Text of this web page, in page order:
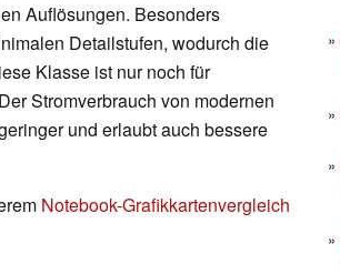
Auflösungen. Besonders
Detailstufen, wodurch die
Klasse ist nur noch für
Stromverbrauch von modernen
und erlaubt auch bessere
Notebook-Grafikkartenvergleich